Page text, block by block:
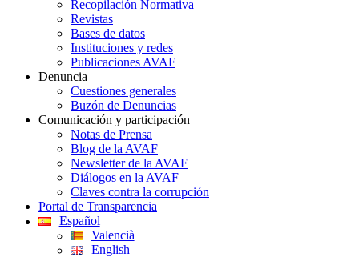
Recopilación Normativa
Revistas
Bases de datos
Instituciones y redes
Publicaciones AVAF
Denuncia
Cuestiones generales
Buzón de Denuncias
Comunicación y participación
Notas de Prensa
Blog de la AVAF
Newsletter de la AVAF
Diálogos en la AVAF
Claves contra la corrupción
Portal de Transparencia
Español
Valencià
English